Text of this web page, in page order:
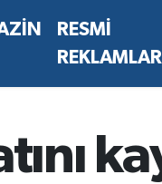
RESMİ
REKLAMLAR